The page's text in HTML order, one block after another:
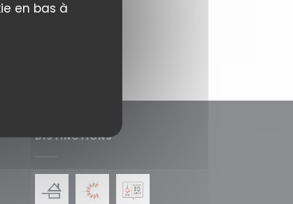
en bas à
fenêtre))fenêtre))
DISTINCTIONS